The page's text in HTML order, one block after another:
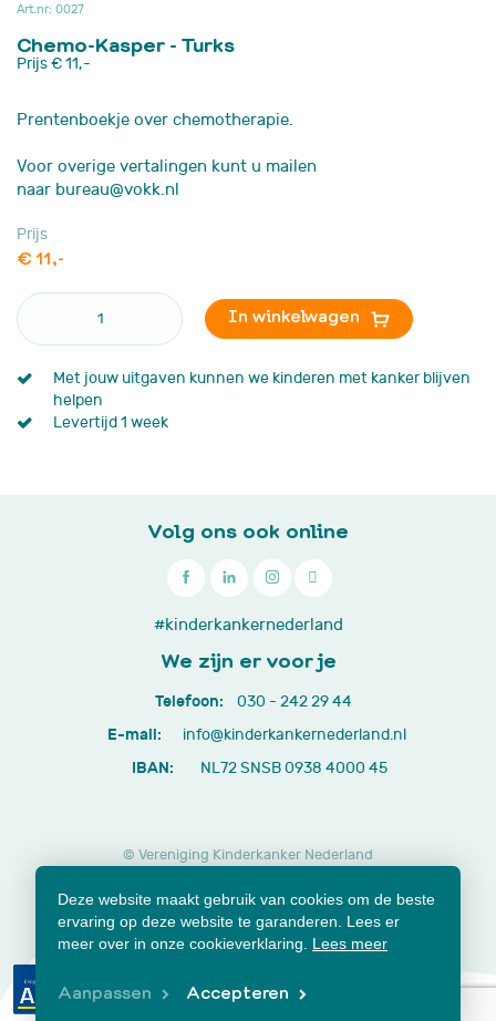
Deze website maakt gebruik van cookies om de beste
ervaring op deze website te garanderen. Lees er
meer over in onze cookieverklaring. Lees meer
Accepteren
Aanpassen
Art.nr: 0027
Chemo-Kasper - Turks
Prijs€ 11,-
Prentenboekje over chemotherapie.
Voor overige vertalingen kunt u mailen
naar bureau@vokk.nl
Prijs
€ 11,-
In winkelwagen
Met jouw uitgaven kunnen we kinderen met kanker blijven
helpen
Levertijd 1 week
Volg ons ook online

242
29
44
#kinderkankernederland
We zijn er voor je
Telefoon:
030 - 242 29 44
E-mail:
info@kinderkankernederland.nl
IBAN:
NL72 SNSB 0938 4000 45
© Vereniging Kinderkanker Nederland
Lidmaatschap opzeggen
Jaarverslagen en documenten
Klachtenformulier
Samen voor beter.